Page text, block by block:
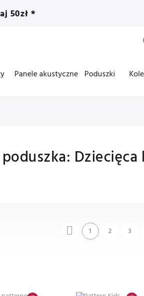
50zł *
Panele akustyczne Poduszki
Dziecięca
1 2 3